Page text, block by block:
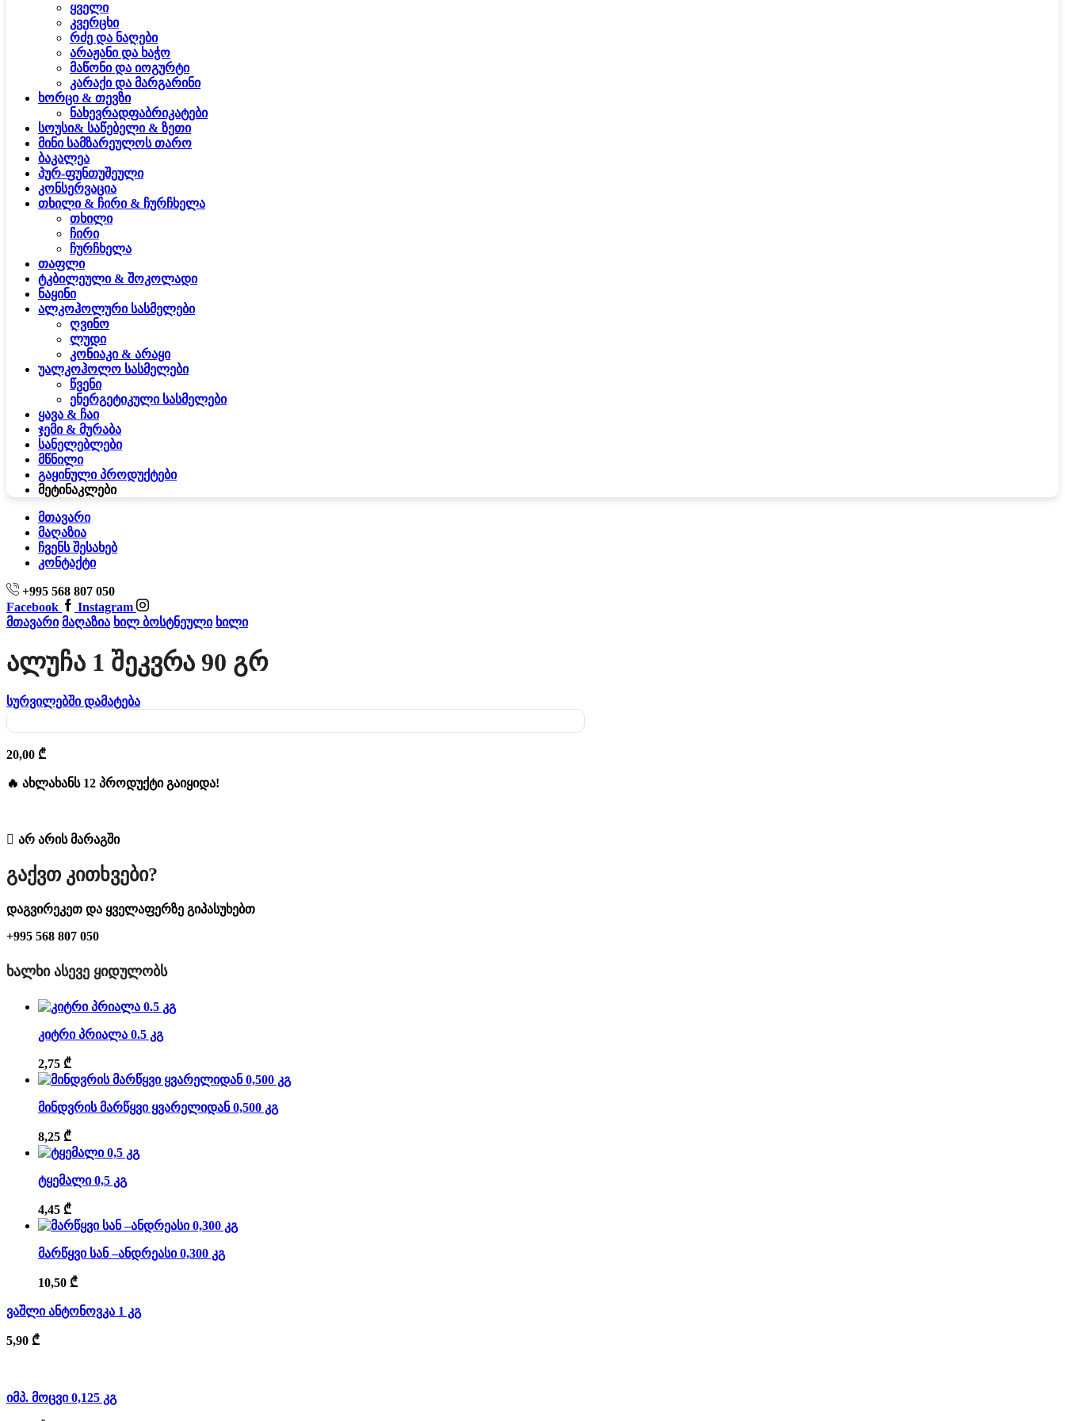
ყველი
კვერცხი
რძე და ნაღები
არაჟანი და ხაჭო
მაწონი და იოგურტი
კარაქი და მარგარინი
ხორცი & თევზი
ნახევრადფაბრიკატები
სოუსი& საწებელი & ზეთი
მინი სამზარეულოს თარო
ბაკალეა
პურ-ფუნთუშეული
კონსერვაცია
თხილი & ჩირი & ჩურჩხელა
თხილი
ჩირი
ჩურჩხელა
თაფლი
ტკბილეული & შოკოლადი
ნაყინი
ალკოჰოლური სასმელები
ღვინო
ლუდი
კონიაკი & არაყი
უალკოჰოლო სასმელები
წვენი
ენერგეტიკული სასმელები
ყავა & ჩაი
ჯემი & მურაბა
სანელებლები
მწნილი
გაყინული პროდუქტები
მეტინაკლები
მთავარი
მაღაზია
ჩვენს შესახებ
კონტაქტი
+995 568 807 050
Facebook
Instagram
მთავარი მაღაზია ხილ ბოსტნეული ხილი
Ალუჩა 1 Შეკვრა 90 Გრ
სურვილებში დამატება
20,00 ₾
🔥 ახლახანს 12 პროდუქტი გაიყიდა!
არ არის მარაგში
Გაქვთ Კითხვები?
დაგვირეკეთ და ყველაფერზე გიპასუხებთ
+995 568 807 050
ᲮᲐᲚᲮᲘ ᲐᲡᲔᲕᲔ ᲧᲘᲓᲣᲚᲝᲑᲡ
კიტრი პრიალა 0.5 კგ
2,75 ₾
მინდვრის მარწყვი ყვარელიდან 0,500 კგ
8,25 ₾
ტყემალი 0,5 კგ
4,45 ₾
მარწყვი სან –ანდრეასი 0,300 კგ
10,50 ₾
ვაშლი ანტონოვკა 1 კგ
5,90 ₾
იმპ. მოცვი 0,125 კგ